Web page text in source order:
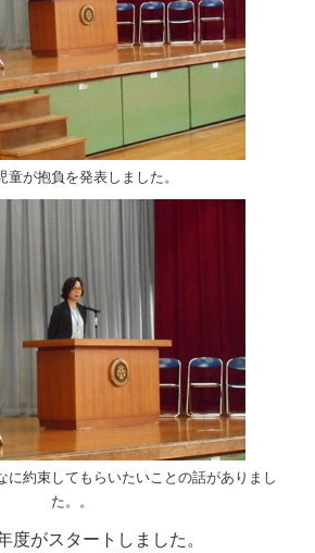
童が抱負を発表しました。
に約束してもらいたいことの話がありまし
た。。
がスタートしました。